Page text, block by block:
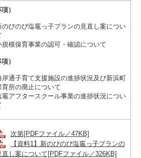
）
のびのび塩竈っ子プランの見直し案につい
規模保育事業の認可・確認について
）
岸通子育て支援施設の進捗状況及び新浜町
育所の廃止について
竈アフタースクール事業の進捗状況につい
次第[PDFファイル／47KB]
【資料1】新のびのび塩竈っ子プランの
直し案について[PDFファイル／326KB]